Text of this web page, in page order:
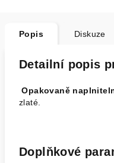
Popis Diskuze
Detailní popis
Opakovaně
zlaté.
Doplňkové